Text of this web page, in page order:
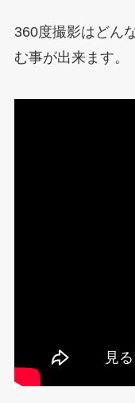
360度撮影はどん
む事が出来ます。